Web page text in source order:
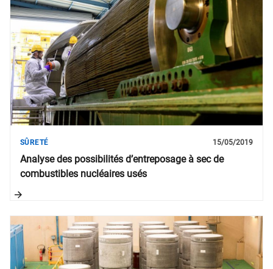
Analyse des possibilités d’entreposage à sec de
combustibles nucléaires usés
SÛRETÉ 15/05/2019